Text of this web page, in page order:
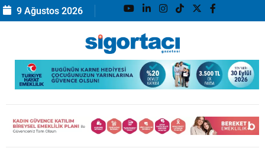
9 Ağustos 2026